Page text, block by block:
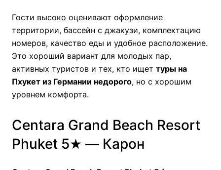
Гости высоко оценивают оформление
территории, бассейн с джакузи, комплектацию
номеров, качество еды и удобное расположение.
Это хороший вариант для молодых пар,
активных туристов и тех, кто ищет туры на
Пхукет из Германии недорого, но с хорошим
уровнем комфорта.
Centara Grand Beach Resort
Phuket 5★ — Карон